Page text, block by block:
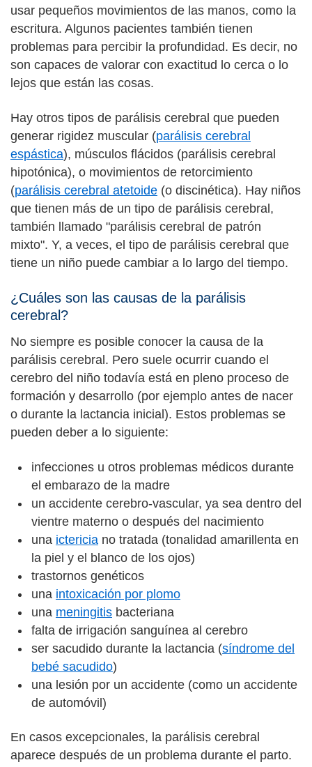
usar pequeños movimientos de las manos, como la
escritura. Algunos pacientes también tienen
problemas para percibir la profundidad. Es decir, no
son capaces de valorar con exactitud lo cerca o lo
lejos que están las cosas.
Hay otros tipos de parálisis cerebral que pueden
generar rigidez muscular (parálisis cerebral
espástica), músculos flácidos (parálisis cerebral
hipotónica), o movimientos de retorcimiento
(parálisis cerebral atetoide (o discinética). Hay niños
que tienen más de un tipo de parálisis cerebral,
también llamado "parálisis cerebral de patrón
mixto". Y, a veces, el tipo de parálisis cerebral que
tiene un niño puede cambiar a lo largo del tiempo.
¿Cuáles son las causas de la parálisis
cerebral?
No siempre es posible conocer la causa de la
parálisis cerebral. Pero suele ocurrir cuando el
cerebro del niño todavía está en pleno proceso de
formación y desarrollo (por ejemplo antes de nacer
o durante la lactancia inicial). Estos problemas se
pueden deber a lo siguiente:
infecciones u otros problemas médicos durante
el embarazo de la madre
un accidente cerebro-vascular, ya sea dentro del
vientre materno o después del nacimiento
una ictericia no tratada (tonalidad amarillenta en
la piel y el blanco de los ojos)
trastornos genéticos
una intoxicación por plomo
una meningitis bacteriana
falta de irrigación sanguínea al cerebro
ser sacudido durante la lactancia (síndrome del
bebé sacudido)
una lesión por un accidente (como un accidente
de automóvil)
En casos excepcionales, la parálisis cerebral
aparece después de un problema durante el parto.